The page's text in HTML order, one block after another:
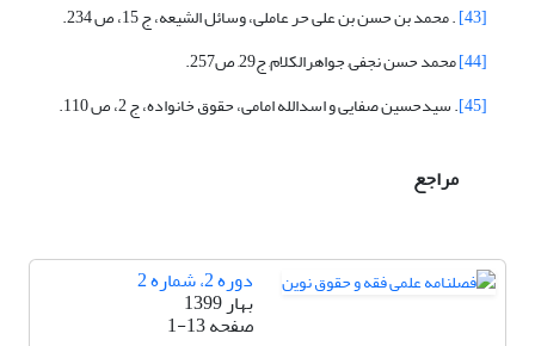
[43]
. محمد بن حسن بن علی حر عاملی، وسائل الشیعه، ج 15، ص 234.
[44]
محمد حسن نجفی, جواهرالکلام, ج29, ص257.
[45]
. سیدحسین صفایی و اسدالله امامی، حقوق خانواده، ج 2، ص 110.
مراجع
دوره 2، شماره 2
بهار 1399
صفحه1-13